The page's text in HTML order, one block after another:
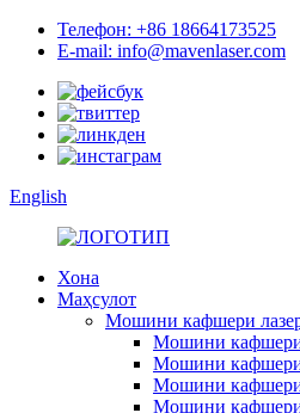
Телефон: +86 18664173525
E-mail: info@mavenlaser.com
English
Хона
Маҳсулот
Мошини кафшери
Мошини кафшери
Мошини
Мошини
Мошини